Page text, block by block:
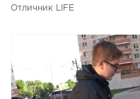
Отличник LIFE